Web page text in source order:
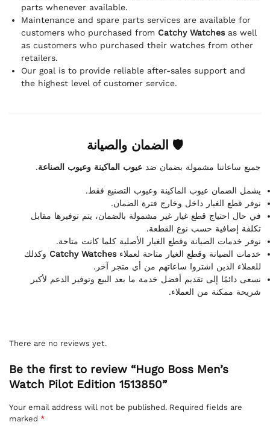
parts whenever available.
Maintenance and spare parts services are available for
customers who purchased from Catchy Watchesas well
as customers who purchased their watches from other
retailers.
Our goal is to provide reliable after-sales support and
the highest level of customer service.
🛡 الضمان والصيانة
جميع ساعاتنا مشمولة بضمان ضد عيوب الماكينة وعيوب الصناعة.
يشمل الضمان عيوب الماكينة وعيوب التصنيع فقط.
نوفر قطع الغيار داخل وخارج فترة الضمان.
في حال احتياج قطع غيار غير مشمولة بالضمان، يتم توفيرها مقابل
تكلفة إضافية حسب نوع القطعة.
نوفر خدمات الصيانة وقطع الغيار الأصلية كلما كانت متاحة.
خدمات الصيانة وقطع الغيار متاحة لعملاءCatchy Watches وكذلك
للعملاء الذين اشتروا ساعاتهم من أي متجر آخر.
نسعى دائمًا إلى تقديم أفضل خدمة ما بعد البيع وتوفير الدعم لأكبر
شريحة ممكنة من العملاء.
There are no reviews yet.
Be the first to review “Hugo Boss Men’s
Watch Pilot Edition 1513850”
Your email address will not be published. Required fields are
marked *